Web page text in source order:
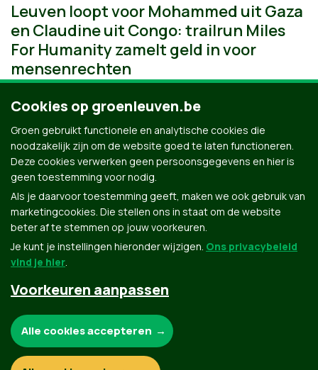
Leuven loopt voor Mohammed uit Gaza
en Claudine uit Congo: trailrun Miles
For Humanity zamelt geld in voor
mensenrechten
Groen.be
Contact Privacybeleid
Cookies op groenleuven.be
Groen gebruikt functionele en analytische cookies die
noodzakelijk zijn om de website goed te laten functioneren.
Deze cookies verwerken geen persoonsgegevens en hier is
geen toestemming voor nodig.
Als je daarvoor toestemming geeft, maken we ook gebruik van
marketingcookies. Die stellen ons in staat om de website
beter af te stemmen op jouw voorkeuren.
Je kunt je instellingen hieronder wijzigen. Ons privacybeleid
vind je hier.
Voorkeuren aanpassen
Alle cookies accepteren